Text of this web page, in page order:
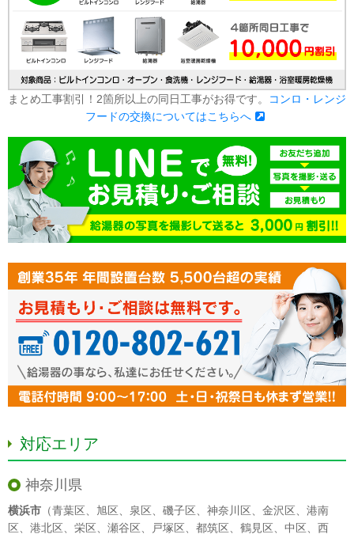
まとめ工事割引！2箇所以上の同日工事がお得です。
コンロ・レンジ
フードの交換についてはこちらへ
対応エリア
神奈川県
横浜市 （青葉区、 旭区、 泉区、 磯子区、 神奈川区、 金沢区、 港南
区、 港北区、 栄区、 瀬谷区、 戸塚区、 都筑区、 鶴見区、 中区、 西